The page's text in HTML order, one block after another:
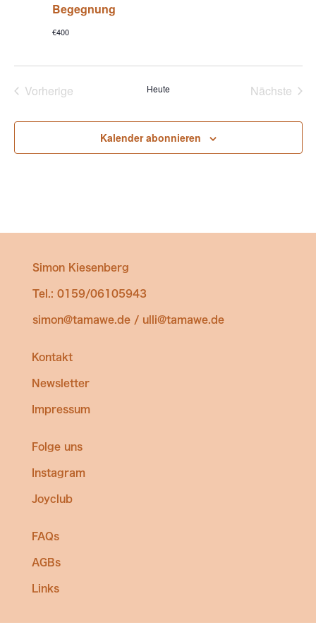
Begegnung
€400
Vorherige
Heute
Nächste
Kalender abonnieren
Simon Kiesenberg
Tel.: 0159/06105943
simon@tamawe.de / ulli@tamawe.de
Kontakt
Newsletter
Impressum
Folge uns
Instagram
Joyclub
FAQs
AGBs
Links